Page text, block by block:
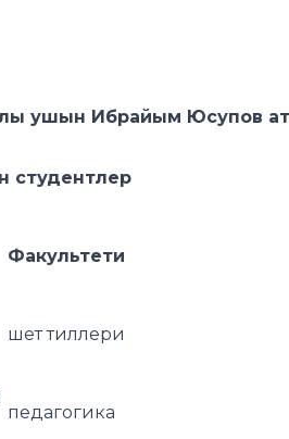
ушын Ибрайым Юсупов
студентлер
Факультети
шет тиллери
педагогика